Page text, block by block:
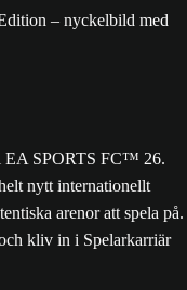
EA SPORTS FC™ 26.
nytt internationellt
arenor att spela på.
kliv in i Spelarkarriär